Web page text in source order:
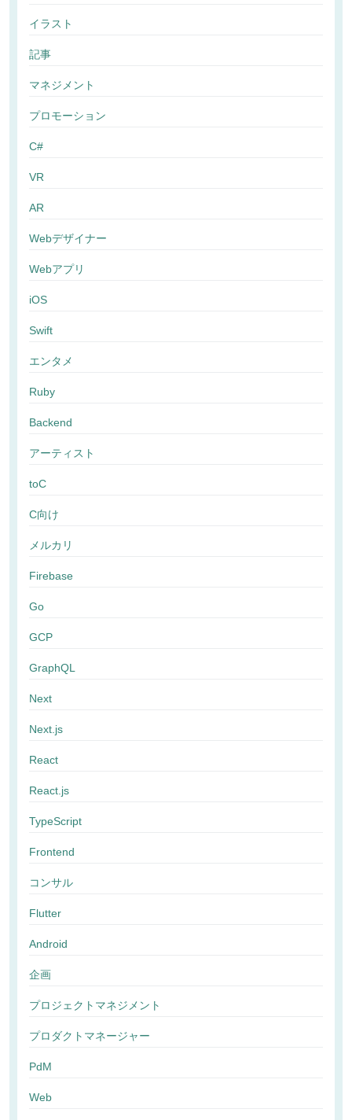
イラスト
記事
マネジメント
プロモーション
C#
VR
AR
Webデザイナー
Webアプリ
iOS
Swift
エンタメ
Ruby
Backend
アーティスト
toC
C向け
メルカリ
Firebase
Go
GCP
GraphQL
Next
Next.js
React
React.js
TypeScript
Frontend
コンサル
Flutter
Android
企画
プロジェクトマネジメント
プロダクトマネージャー
PdM
Web